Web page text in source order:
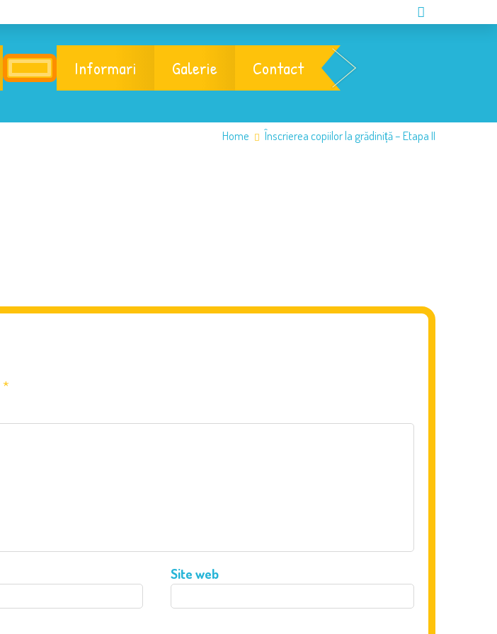
Informari Galerie Contact
Home Înscrierea copiilor la grădiniță – Etapa II
*
Site web